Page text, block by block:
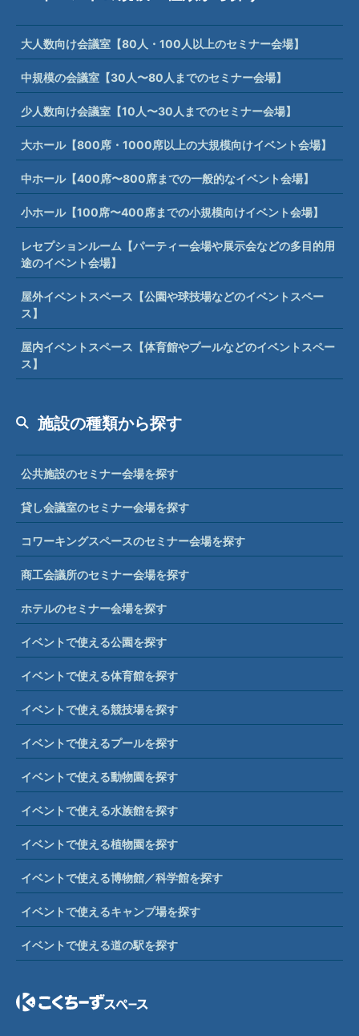
大人数向け会議室【80人・100人以上のセミナー会場】
中規模の会議室【30人〜80人までのセミナー会場】
少人数向け会議室【10人〜30人までのセミナー会場】
大ホール【800席・1000席以上の大規模向けイベント会場】
中ホール【400席〜800席までの一般的なイベント会場】
小ホール【100席〜400席までの小規模向けイベント会場】
レセプションルーム【パーティー会場や展示会などの多目的用
途のイベント会場】
屋外イベントスペース【公園や球技場などのイベントスペー
ス】
屋内イベントスペース【体育館やプールなどのイベントスペー
ス】
施設の種類から探す
公共施設のセミナー会場を探す
貸し会議室のセミナー会場を探す
コワーキングスペースのセミナー会場を探す
商工会議所のセミナー会場を探す
ホテルのセミナー会場を探す
イベントで使える公園を探す
イベントで使える体育館を探す
イベントで使える競技場を探す
イベントで使えるプールを探す
イベントで使える動物園を探す
イベントで使える水族館を探す
イベントで使える植物園を探す
イベントで使える博物館／科学館を探す
イベントで使えるキャンプ場を探す
イベントで使える道の駅を探す